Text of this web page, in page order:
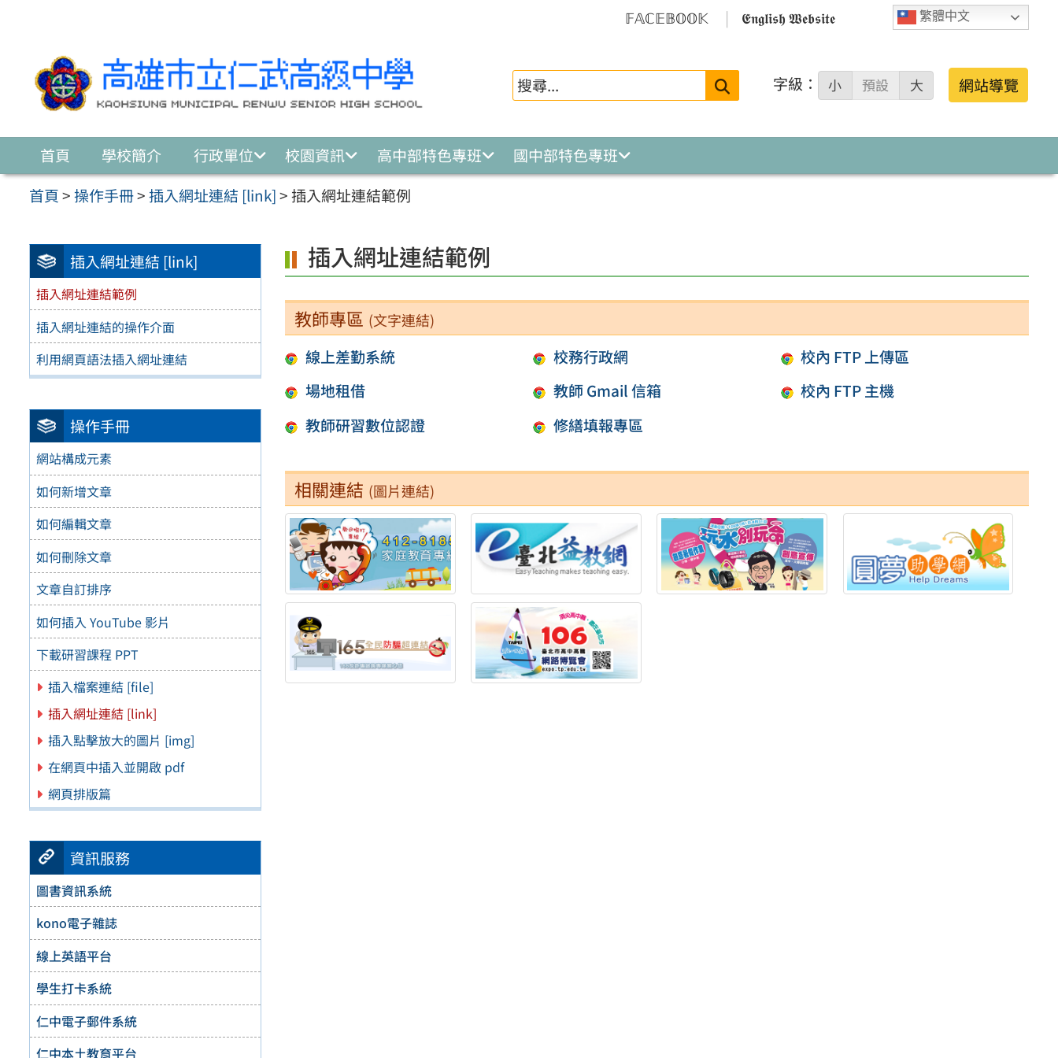
繁體中文
𝔽𝔸ℂ𝔼𝔹𝕆𝕆𝕂 𝕰𝖓𝖌𝖑𝖎𝖘𝖍 𝖂𝖊𝖇𝖘𝖎𝖙𝖊
搜
字級： 小 預設 大 網站導覽
首頁 學校簡介 行政單位 校園資訊 高中部特色專班
國中部特色專班
首頁>操作手冊>插入網址連結 [link]>插入網址連結範例
插入網址連結 [link]
插入網址連結範例
插入網址連結的操作介面
利用網頁語法插入網址連結
操作手冊
網站構成元素
如何新增文章
如何編輯文章
如何刪除文章
文章自訂排序
如何插入 YouTube 影片
下載研習課程 PPT
插入檔案連結 [file]
插入網址連結 [link]
插入點擊放大的圖片 [img]
在網頁中插入並開啟 pdf
網頁排版篇
資訊服務
圖書資訊系統
kono電子雜誌
線上英語平台
學生打卡系統
仁中電子郵件系統
仁中本土教育平台
插入網址連結範例
教師專區 (文字連結)
線上差勤系統 校務行政網
校內 FTP 上傳區
場地租借
教師 Gmail 信箱
校內 FTP 主機
教師研習數位認證
修繕填報專區
相關連結 (圖片連結)